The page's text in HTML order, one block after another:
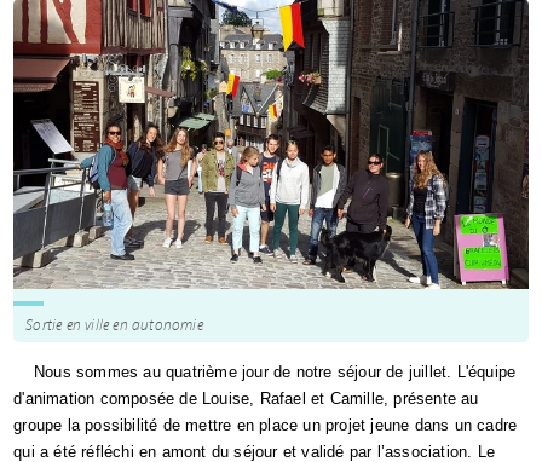
Sortie en ville en autonomie
Nous sommes au quatrième jour de notre séjour de juillet. L'équipe
d'animation composée de Louise, Rafael et Camille, présente au
groupe la possibilité de mettre en place un projet jeune dans un cadre
qui a été réfléchi en amont du séjour et validé par l’association. Le